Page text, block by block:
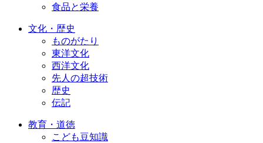
食品と栄養
文化・歴史
ものがたり
東洋文化
西洋文化
先人の超技術
歴史
伝記
教育・道徳
こども豆知識